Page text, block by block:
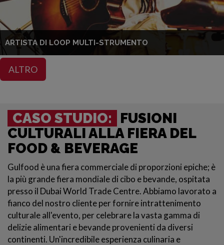
ARTISTA DI LOOP MULTI-STRUMENTO
ALTRO
CASO STUDIO:
FUSIONI
CULTURALI ALLA FIERA DEL
FOOD & BEVERAGE
Gulfood è una fiera commerciale di proporzioni epiche; è
la più grande fiera mondiale di cibo e bevande, ospitata
presso il Dubai World Trade Centre. Abbiamo lavorato a
fianco del nostro cliente per fornire intrattenimento
culturale all'evento, per celebrare la vasta gamma di
delizie alimentari e bevande provenienti da diversi
continenti. Un'incredibile esperienza culinaria e